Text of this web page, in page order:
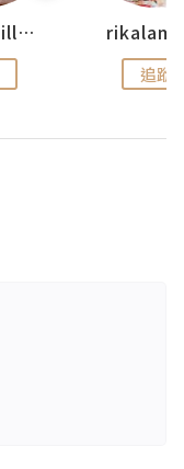
思思賢 ChillMyBabe
追蹤